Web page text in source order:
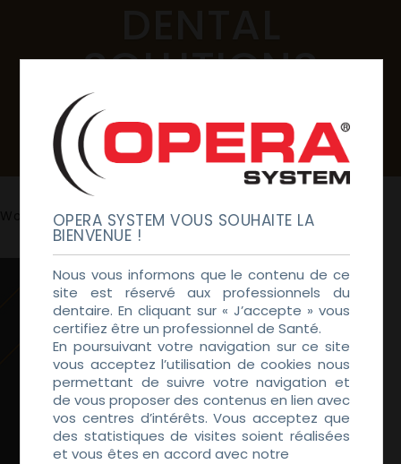
SOLUTIONS
Scansione – Modellizzazione –
Fabbricazione – Materiali – Servizi
SCARICA LA BROCHURE
Workflow Opera System :
OPERA SYSTEM VOUS SOUHAITE LA
BIENVENUE !
Nous vous informons que le contenu de ce
site est réservé aux professionnels du
dentaire. En cliquant sur « J’accepte » vous
certifiez être un professionnel de Santé.
En poursuivant votre navigation sur ce site
vous acceptez l’utilisation de cookies nous
permettant de suivre votre navigation et
de vous proposer des contenus en lien avec
vos centres d’intérêts. Vous acceptez que
des statistiques de visites soient réalisées
et vous êtes en accord avec notre